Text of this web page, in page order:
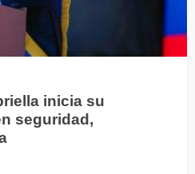
inicia su
seguridad,